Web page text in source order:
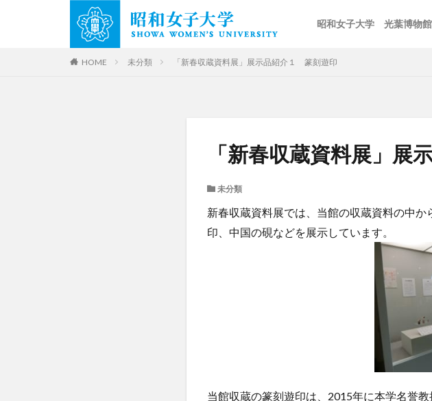
昭和女子大学 光葉博物館
HOME 未分類 「新春収蔵資料展」展示品紹介１ 篆刻遊印
「新春収蔵資料展」
未分類
新春収蔵資料展では、当館の収蔵資料の中
印、中国の硯などを展示しています。
当館収蔵の篆刻遊印は、2015年に本学名誉